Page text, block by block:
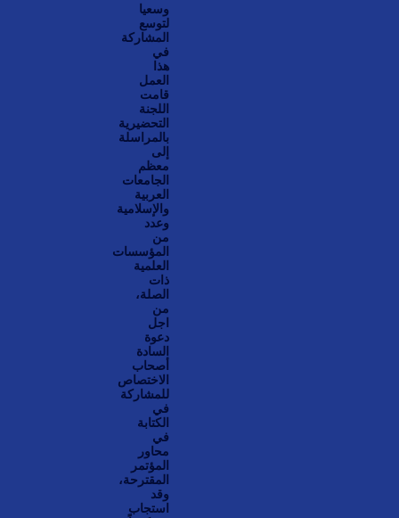
وسعيا
لتوسع
المشاركة
في
هذا
العمل
قامت
اللجنة
التحضيرية
بالمراسلة
إلى
معظم
الجامعات
العربية
والإسلامية
وعدد
من
المؤسسات
العلمية
ذات
الصلة،
من
اجل
دعوة
السادة
أصحاب
الاختصاص
للمشاركة
في
الكتابة
في
محاور
المؤتمر
المقترحة،
وقد
استجاب